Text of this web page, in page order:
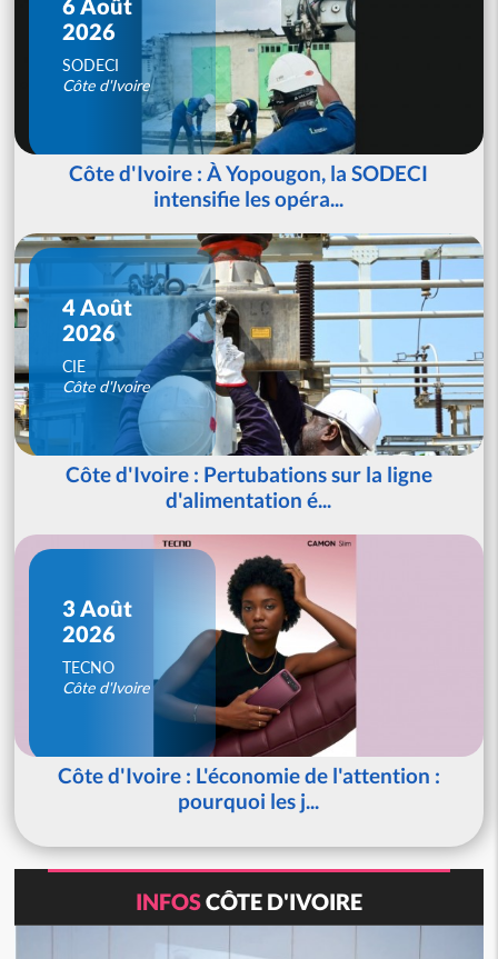
6 Août
2026
SODECI
Côte d'Ivoire
Côte d'Ivoire : À Yopougon, la SODECI
intensifie les opéra...
4 Août
2026
CIE
Côte d'Ivoire
Côte d'Ivoire : Pertubations sur la ligne
d'alimentation é...
3 Août
2026
TECNO
Côte d'Ivoire
Côte d'Ivoire : L'économie de l'attention :
pourquoi les j...
INFOSCÔTE D'IVOIRE